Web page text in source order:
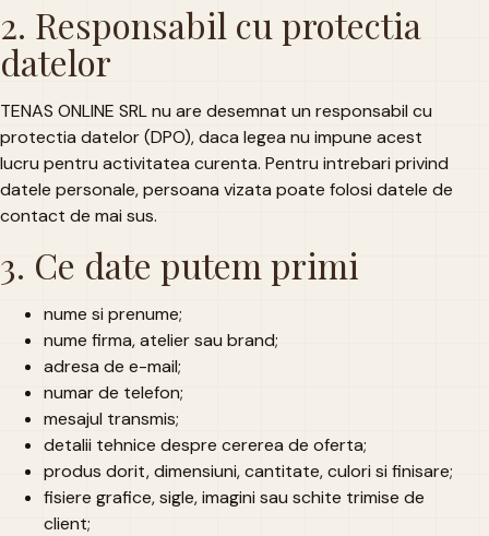
2. Responsabil cu protectia
datelor
TENAS ONLINE SRL nu are desemnat un responsabil cu
protectia datelor (DPO), daca legea nu impune acest
lucru pentru activitatea curenta. Pentru intrebari privind
datele personale, persoana vizata poate folosi datele de
contact de mai sus.
3. Ce date putem primi
nume si prenume;
nume firma, atelier sau brand;
adresa de e-mail;
numar de telefon;
mesajul transmis;
detalii tehnice despre cererea de oferta;
produs dorit, dimensiuni, cantitate, culori si finisare;
fisiere grafice, sigle, imagini sau schite trimise de
client;